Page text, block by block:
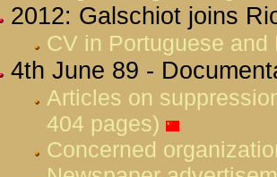
2012: Galschiot joins
CV in Portuguese
4th June 89 -
Articles on
404 pages)
Concerned